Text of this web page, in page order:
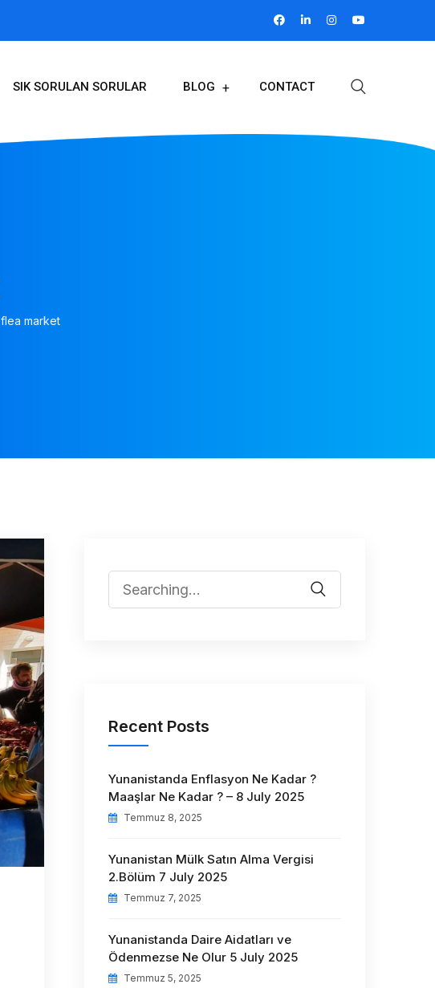
SIK SORULAN SORULAR BLOG CONTACT
flea market
Recent Posts
Yunanistanda Enflasyon Ne Kadar ?
Maaşlar Ne Kadar ? – 8 July 2025
Temmuz 8, 2025
Yunanistan Mülk Satın Alma Vergisi
2.Bölüm 7 July 2025
Temmuz 7, 2025
Yunanistanda Daire Aidatları ve
Ödenmezse Ne Olur 5 July 2025
Temmuz 5, 2025